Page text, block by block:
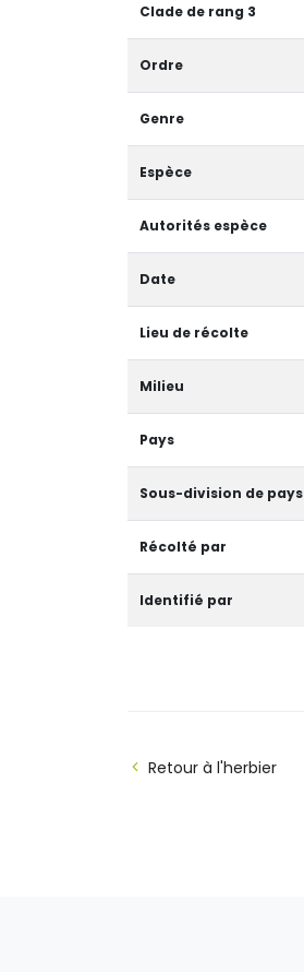
Clade de rang 3
Ordre
Genre
Espèce
Autorités espèce
Date
Lieu de récolte
Milieu
Pays
Sous-division de pays
Récolté par
Identifié par
Retour à l'herbier